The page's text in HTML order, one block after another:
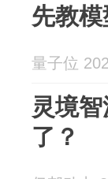
先教
量子位
灵境
了？